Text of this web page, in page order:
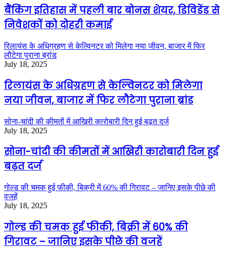
बैंकिंग इतिहास में पहली बार बोनस शेयर, डिविडेंड से
निवेशकों को दोहरी कमाई
रिलायंस के अधिग्रहण से केल्विनटर को मिलेगा नया जीवन, बाजार में फिर
लौटेगा पुराना ब्रांड
July 18, 2025
रिलायंस के अधिग्रहण से केल्विनटर को मिलेगा
नया जीवन, बाजार में फिर लौटेगा पुराना ब्रांड
सोना-चांदी की कीमतों में आखिरी कारोबारी दिन हुई बढ़त दर्ज
July 18, 2025
सोना-चांदी की कीमतों में आखिरी कारोबारी दिन हुई
बढ़त दर्ज
गोल्ड की चमक हुई फीकी, बिक्री में 60% की गिरावट – जानिए इसके पीछे की
वजहें
July 18, 2025
गोल्ड की चमक हुई फीकी, बिक्री में 60% की
गिरावट – जानिए इसके पीछे की वजहें